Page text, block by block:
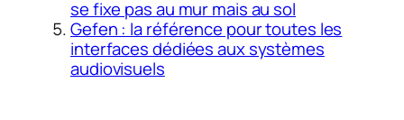
se fixe pas au mur mais au sol
Gefen : la référence pour toutes les
interfaces dédiées aux systèmes
audiovisuels